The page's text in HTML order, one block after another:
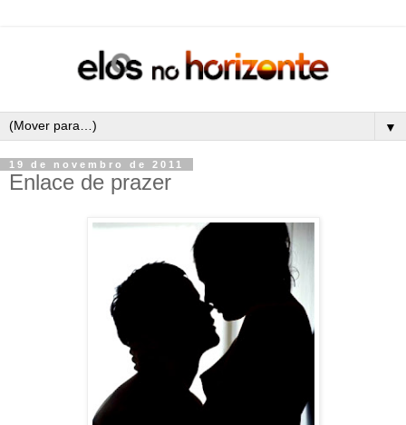
▼
19 de novembro de 2011
Enlace de prazer